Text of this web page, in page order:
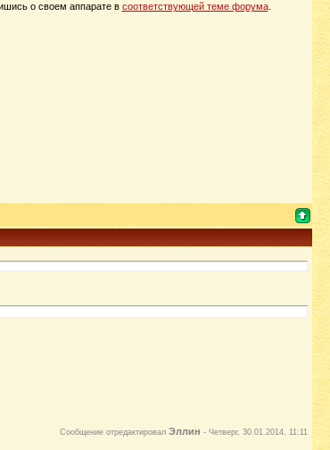
о своем аппарате в соответствующей теме форума.
Сообщение отредактировал Эллин - Четверг, 30.01.2014, 11:11